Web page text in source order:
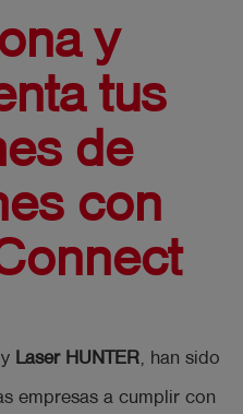
y
tus
de
con
y Laser HUNTER , han sido
empresas a cumplir con